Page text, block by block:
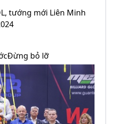
tướng mới Liên Minh
bỏ lỡ